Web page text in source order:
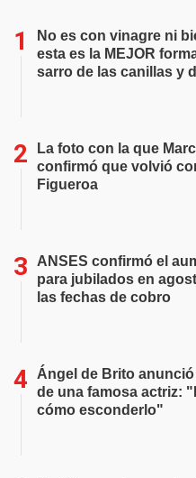
No es con vinagre ni
esta es la MEJOR
sarro de las canillas y
La foto con la que
confirmó que volvió
Figueroa
ANSES confirmó el
para jubilados en
las fechas de cobro
Ángel de Brito
de una famosa actriz:
cómo esconderlo"